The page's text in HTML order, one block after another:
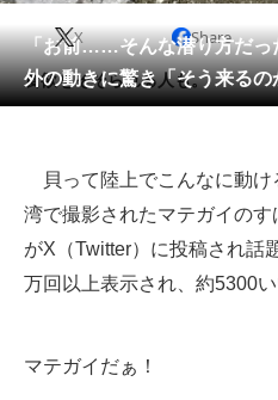
会員記事
メディア
スマホと通信の最新トレンド
進化するPCとデバイスの未来
「お前……そんな潜り方だ
外の動きに驚き「そう来る
X Share
食欲をそそられる人も。
貝って陸上でこんなに動
湾で撮影されたマテガイの
がX（Twitter）に投稿され話
万回以上表示され、約5300
マテガイだぁ！